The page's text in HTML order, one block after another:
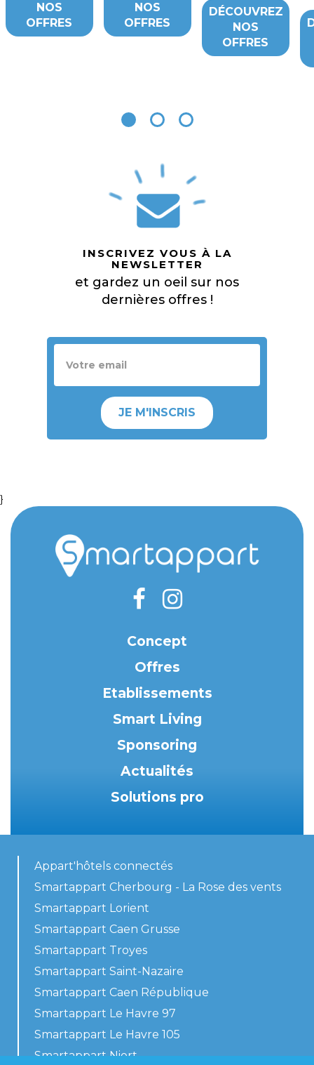
NOS
OFFRES
NOS
OFFRES
DÉCOUVREZ
NOS
OFFRES
INSCRIVEZ VOUS À LA
NEWSLETTER
et gardez un oeil sur nos
dernières offres !
JE M'INSCRIS
}
Concept
Offres
Etablissements
Smart Living
Sponsoring
Actualités
Solutions pro
Appart'hôtels connectés
Smartappart Cherbourg - La Rose des vents
Smartappart Lorient
Smartappart Caen Grusse
Smartappart Troyes
Smartappart Saint-Nazaire
Smartappart Caen République
Smartappart Le Havre 97
Smartappart Le Havre 105
Smartappart Niort